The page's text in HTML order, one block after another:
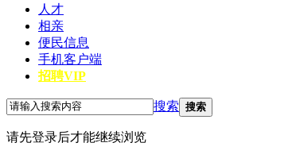
人才
相亲
便民信息
手机客户端
招聘VIP
搜索 搜索
请先登录后才能继续浏览